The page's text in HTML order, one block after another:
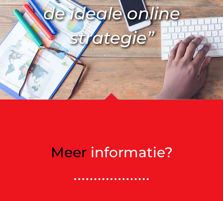
de ideale online
strategie”
Meer informatie?